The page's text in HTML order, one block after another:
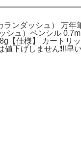
ンダッシュ） 万年
シュ）ペンシル
【仕様】 カートリ
は値下げしません